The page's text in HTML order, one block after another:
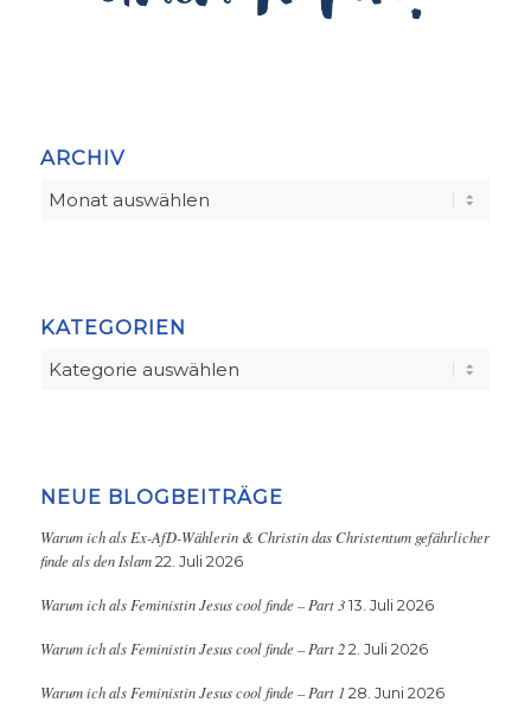
ARCHIV
KATEGORIEN
Kategorien
NEUE BLOGBEITRÄGE
Warum ich als Ex-AfD-Wählerin & Christin das Christentum gefährlicher
finde als den Islam 22. Juli 2026
Warum ich als Feministin Jesus cool finde – Part 3 13. Juli 2026
Warum ich als Feministin Jesus cool finde – Part 2 2. Juli 2026
Warum ich als Feministin Jesus cool finde – Part 1 28. Juni 2026